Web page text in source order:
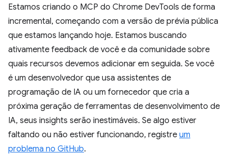
Estamos criando o MCP do Chrome DevTools de forma
incremental, começando com a versão de prévia pública
que estamos lançando hoje. Estamos buscando
ativamente feedback de você e da comunidade sobre
quais recursos devemos adicionar em seguida. Se você
é um desenvolvedor que usa assistentes de
programação de IA ou um fornecedor que cria a
próxima geração de ferramentas de desenvolvimento de
IA, seus insights serão inestimáveis. Se algo estiver
faltando ou não estiver funcionando, registre um
problema no GitHub.